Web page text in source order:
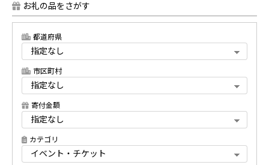
お礼の品をさがす
都道府県
市区町村
寄付金額
カテゴリ